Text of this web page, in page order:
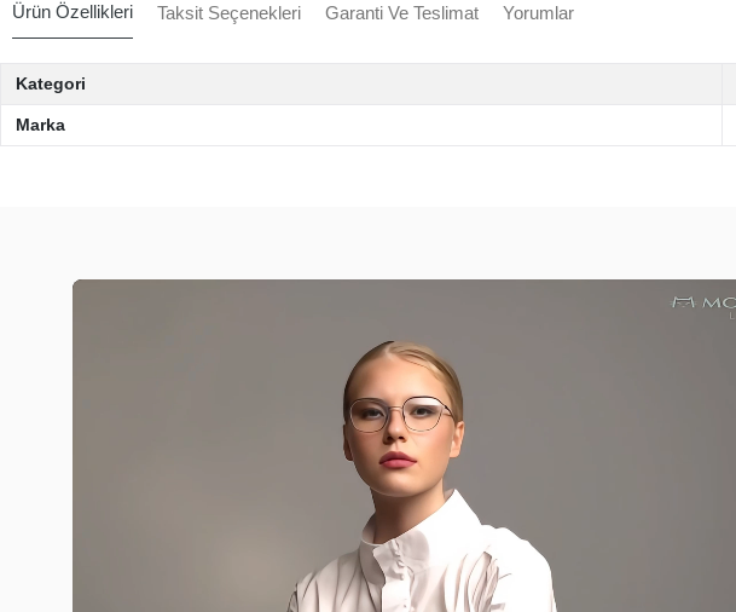
Ürün Özellikleri Taksit Seçenekleri Garanti Ve Teslimat Yorumlar
Kategori
Marka